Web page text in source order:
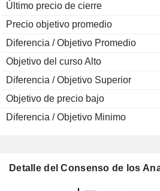
Último precio de cierre
Precio objetivo promedio
Diferencia / Objetivo Promedio
Objetivo del curso Alto
Diferencia / Objetivo Superior
Objetivo de precio bajo
Diferencia / Objetivo Minimo
Detalle del Consenso de los